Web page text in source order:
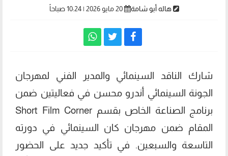
هاله أبو شامة 20 مايو 2026 | 10:24 صباحاً
شارك الناقد السينمائي والمدير الفني لمهرجان
الجونة السينمائي أندرو محسن في فعاليتين ضمن
برنامج الصناعة الخاص بقسم Short Film Corner
المقام ضمن مهرجان كان السينمائي في دورته
التاسعة والسبعين. في تأكيد جديد على الحضور